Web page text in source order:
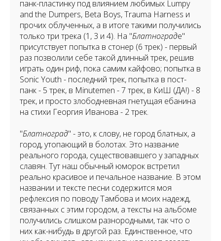
панк-пластинку под влиянием любимых Lumpy
and the Dumpers, Beta Boys, Trauma Harness и
прочих облученных, а в итоге такими получились
только три трека (1, 3 и 4). На "Блатнограде"
присутствует попытка в стонер (6 трек) - первый
раз позволили себе такой длинный трек, решив
играть один риф, пока самим кайфово; попытка в
Sonic Youth - последний трек, попытка в пост-
панк - 5 трек, в Minutemen - 7 трек, в КиШ (ДА!) - 8
трек, и просто злободневная гнетущая ебанина
на стихи Георгия Иванова - 2 трек.
"Блатноград" - это, к слову, не город блатных, а
город, утопающий в болотах. Это название
реального города, существовавшего у западных
славян. Тут наш обычный юморок встретил
реально красивое и печальное название. В этом
названии и тексте песни содержится моя
рефлексия по поводу Тамбова и моих надежд,
связанных с этим городом, а тексты на альбоме
получились слишком разнородными, так что о
них как-нибудь в другой раз. Единственное, что